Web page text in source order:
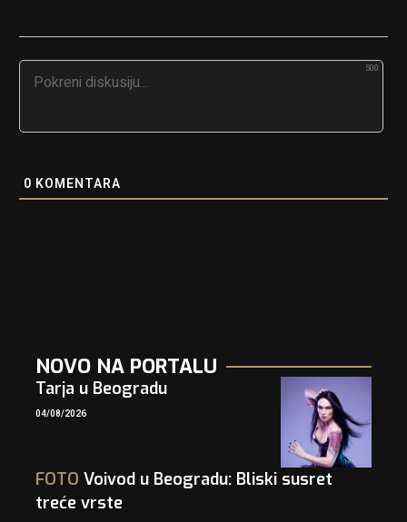
500
0 KOMENTARA
NOVO NA PORTALU
Tarja u Beogradu
04/08/2026
FOTO Voivod u Beogradu: Bliski susret
treće vrste